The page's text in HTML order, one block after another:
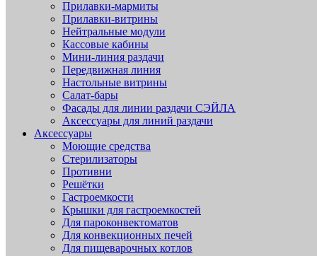
Прилавки-мармиты
Прилавки-витрины
Нейтральные модули
Кассовые кабины
Мини-линия раздачи
Передвижная линия
Настольные витрины
Салат-бары
Фасады для линии раздачи СЭЙЛА
Аксессуары для линий раздачи
Аксессуары
Моющие средства
Стерилизаторы
Противни
Решётки
Гастроемкости
Крышки для гастроемкостей
Для пароконвектоматов
Для конвекционных печей
Для пищеварочных котлов